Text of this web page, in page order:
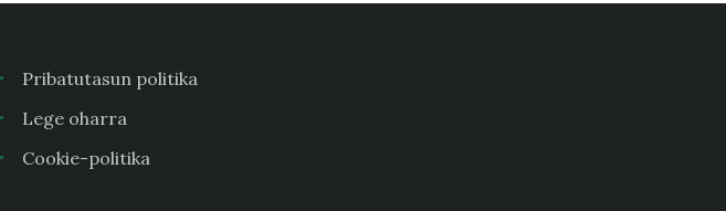
Pribatutasun politika
Lege oharra
Cookie-politika